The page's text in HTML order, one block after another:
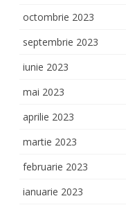
octombrie 2023
septembrie 2023
iunie 2023
mai 2023
aprilie 2023
martie 2023
februarie 2023
ianuarie 2023